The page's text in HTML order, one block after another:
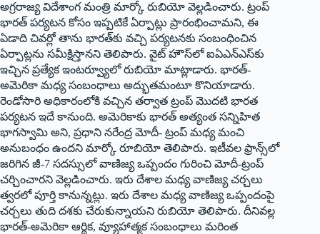
అగ్రరాజ్య విదేశాంగ మంత్రి మార్కో రుబియో వెల్లడించారు. ట్రంప్‌
‌భారత్‌ ‌పర్యటన కోసం ఇప్పటికే ఏర్పాట్లు ప్రారంభించామని, ఈ
ఏడాది చివర్లో తాను భారత్‌కు వచ్చి పర్యటనకు సంబంధించిన
ఏర్పాట్లను సమీక్షిస్తానని తెలిపారు. వైట్‌ ‌హౌస్‌లో ఐఏఎన్‌ఎస్‌కు
ఇచ్చిన ప్రత్యేక ఇంటర్వ్యూలో రుబియో మాట్లాడారు. భారత్‌-
అమెరికా మధ్య సంబంధాలు అద్భుతమంటూ కొనియాడారు.
రెండోసారి అధికారంలోకి వచ్చిన తర్వాత ట్రంప్‌ ‌మొదటి భారత
పర్యటన ఇదే కానుంది. అమెరికాకు భారత్‌ అత్యంత సన్నిహిత
భాగస్వామి అని, ప్రధాని నరేంద్ర మోదీ- ట్రంప్‌ ‌మధ్య మంచి
అనుబంధం ఉందని మార్కో రూబియో తెలిపారు. ఇటీవల ఫ్రాన్స్‌లో
జరిగిన జీ-7 సదస్సులో వాణిజ్య ఒప్పందం గురించి మోదీ-ట్రంప్‌
‌చర్చించారని వెల్లడించారు. ఇరు దేశాల మధ్య వాణిజ్య చర్చలు
త్వరలో పూర్తి కానున్నట్లు. ఇరు దేశాల మధ్య వాణిజ్య ఒప్పందంపై
చర్చలు తుది దశకు చేరుకున్నాయని రుబియో తెలిపారు. దీనివల్ల
భారత్‌-అమెరికా ఆర్థిక, వ్యూహాత్మక సంబంధాలు మరింత